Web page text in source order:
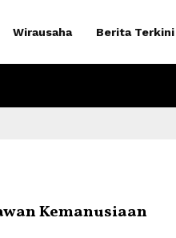
Wirausaha Berita Terkini
Kemanusiaan